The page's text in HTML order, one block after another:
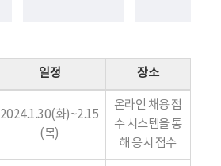
일정 장소
2024.1.30(화)~2.15
(목)
온라인 채용 접
수 시스템을 통
해 응시 접수